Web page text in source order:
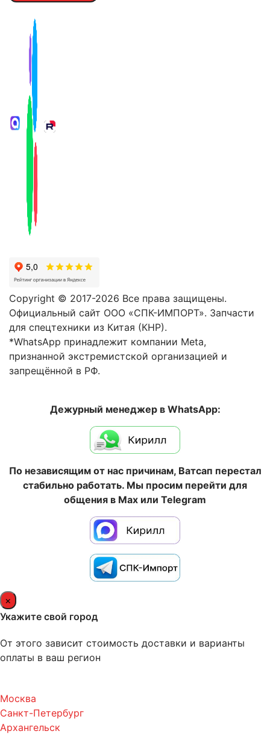
Copyright © 2017-2026 Все права защищены.
Официальный сайт ООО «СПК-ИМПОРТ». Запчасти
для спецтехники из Китая (КНР).
*WhatsApp принадлежит компании Meta,
признанной экстремистской организацией и
запрещённой в РФ.
Дежурный менеджер в WhatsApp:
По независящим от нас причинам, Ватсап перестал
стабильно работать. Мы просим перейти для
общения в Max или Telegram
×
Укажите свой город
От этого зависит стоимость доставки и варианты
оплаты в ваш регион
Москва
Санкт-Петербург
Архангельск